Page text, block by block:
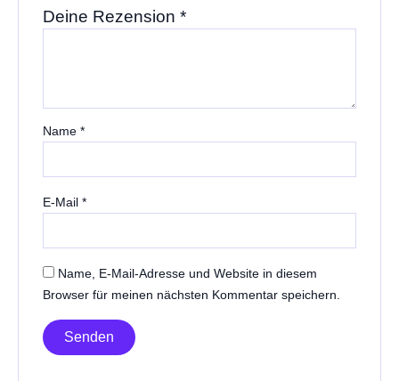
Deine Rezension *
Name *
E-Mail *
Name, E-Mail-Adresse und Website in diesem
Browser für meinen nächsten Kommentar speichern.